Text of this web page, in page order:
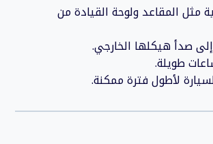
مثل المقاعد ولوحة القيادة من
صدأ هيكلها الخارجي.
طويلة.
لأطول فترة ممكنة.